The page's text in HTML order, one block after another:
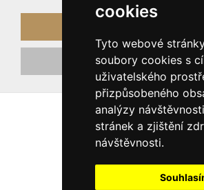
cookies
Tyto webové
soubory cookies s
uživatelského
přizpůsobeného
analýzy
stránek a zjištění
návštěvnosti.
Registrovat nový účet